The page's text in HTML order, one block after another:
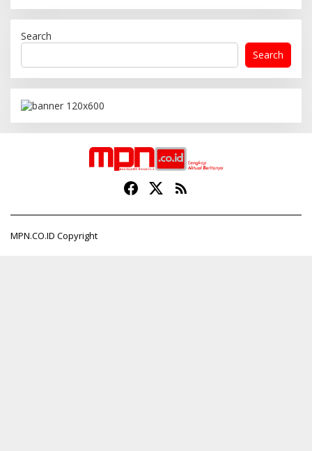
Search
Search
MPN.CO.ID Copyright